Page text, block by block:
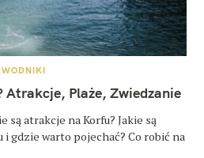
Atrakcje, Plaże, Zwiedzanie
są atrakcje na Korfu? Jakie są
gdzie warto pojechać? Co robić na